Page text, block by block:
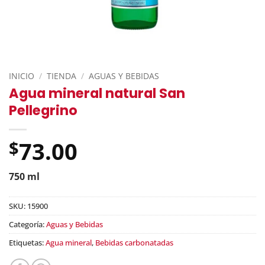
INICIO / TIENDA / AGUAS Y BEBIDAS
Agua mineral natural San
Pellegrino
$73.00
750 ml
SKU: 15900
Categoría:Aguas y Bebidas
Etiquetas:Agua mineral, Bebidas carbonatadas